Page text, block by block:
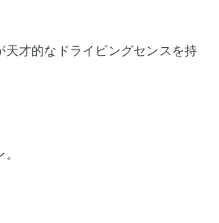
天才的なドライビングセンスを持